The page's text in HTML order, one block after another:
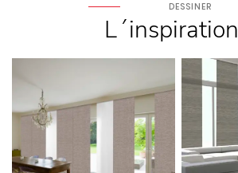
DESSINER
L´inspiration